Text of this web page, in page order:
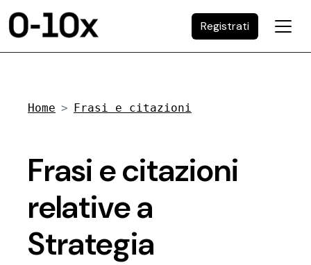
Registrati
Home Frasi e citazioni
Frasi e citazioni
relative a
Strategia